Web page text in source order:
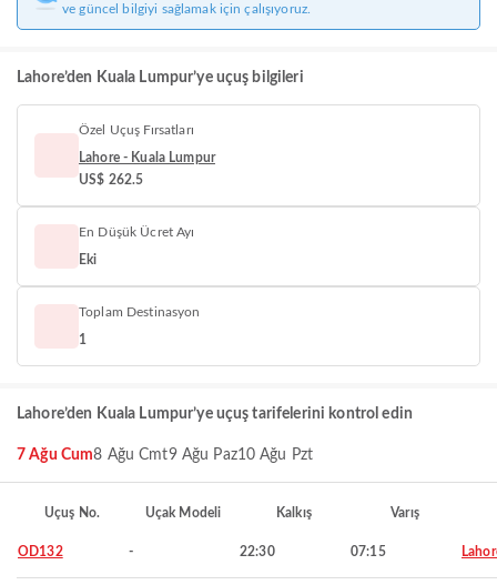
ve güncel bilgiyi sağlamak için çalışıyoruz.
Lahore’den Kuala Lumpur’ye uçuş bilgileri
Özel Uçuş Fırsatları
Lahore - Kuala Lumpur
US$ 262.5
En Düşük Ücret Ayı
Eki
Toplam Destinasyon
1
Lahore’den Kuala Lumpur’ye uçuş tarifelerini kontrol edin
7 Ağu Cum8 Ağu Cmt9 Ağu Paz10 Ağu Pzt
Uçuş No. Uçak Modeli Kalkış Varış
OD132 - 22:30 07:15